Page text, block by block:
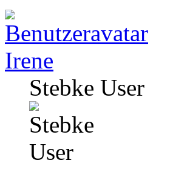
Irene
Stebke User